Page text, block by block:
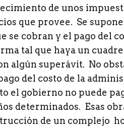
de unos
que provee. Se
se cobran y el pago del
tal que haya un
algún superávit. No
del costo de la
el gobierno no puede
determinados. Esas
de un complejo